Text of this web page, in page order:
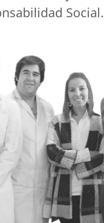
Social.